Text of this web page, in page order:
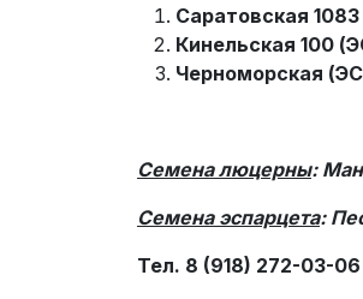
Саратовская
Кинельская 100
Черноморская
Семена люцерны:
Семена эспарцета:
Тел. 8 (918) 272-03-06